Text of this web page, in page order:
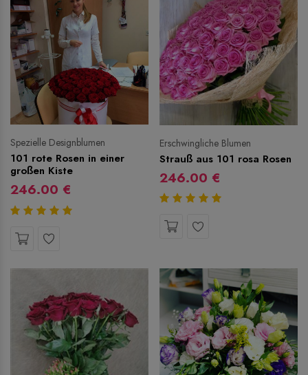
Spezielle Designblumen
101 rote Rosen in einer
großen Kiste
246.00 €
Erschwingliche Blumen
Strauß aus 101 rosa Rosen
246.00 €